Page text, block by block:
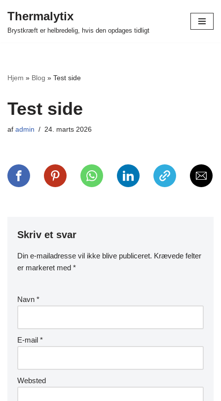
Spring
Thermalytix
Brystkræft er helbredelig, hvis den opdages tidligt
Hjem » Blog » Test side
Test side
af admin 24. marts 2026
Skriv et svar
Din e-mailadresse vil ikke blive publiceret. Krævede felter
er markeret med *
Navn *
E-mail *
Websted